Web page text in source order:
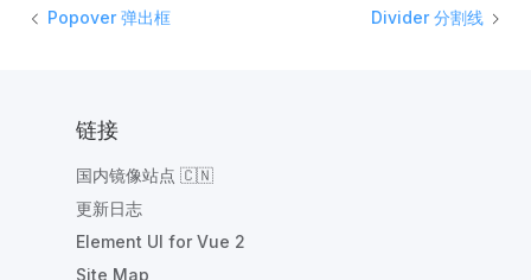
Popover 弹出框 Divider 分割线
链接
国内镜像站点 🇨🇳
更新日志
Element UI for Vue 2
Site Map